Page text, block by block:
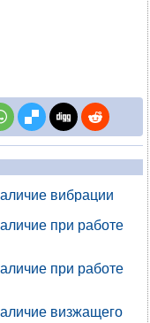
вибрации
при работе
при работе
визжащего